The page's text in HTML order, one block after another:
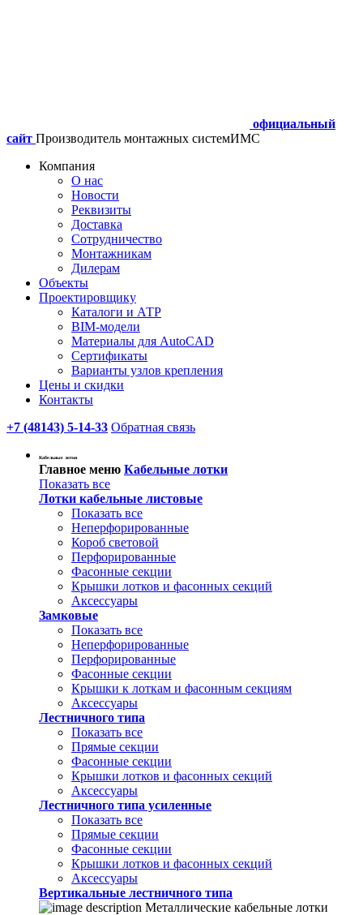
официальный
сайт Производитель монтажных системИМС
Компания
О нас
Новости
Реквизиты
Доставка
Сотрудничество
Монтажникам
Дилерам
Объекты
Проектировщику
Каталоги и АТР
BIM-модели
Материалы для AutoCAD
Сертификаты
Варианты узлов крепления
Цены и скидки
Контакты
+7 (48143) 5-14-33 Обратная связь
Кабельные лотки
Главное меню Кабельные лотки
Показать все
Лотки кабельные листовые
Показать все
Неперфорированные
Короб световой
Перфорированные
Фасонные секции
Крышки лотков и фасонных секций
Аксессуары
Замковые
Показать все
Неперфорированные
Перфорированные
Фасонные секции
Крышки к лоткам и фасонным секциям
Аксессуары
Лестничного типа
Показать все
Прямые секции
Фасонные секции
Крышки лотков и фасонных секций
Аксессуары
Лестничного типа усиленные
Показать все
Прямые секции
Фасонные секции
Крышки лотков и фасонных секций
Аксессуары
Вертикальные лестничного типа
Металлические кабельные лотки